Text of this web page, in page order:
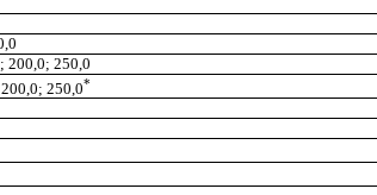
200,0; 250,0
250 0*